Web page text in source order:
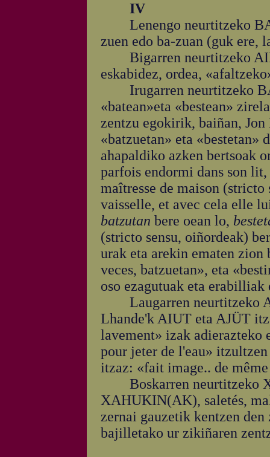
IV
Lenengo neurtitzeko
zuen edo ba-zuan (guk ere,
Bigarren neurtitzeko
eskabidez, ordea,
Irugarren neurtitzeko
«batean»eta «bestean»
zentzu egokirik, baiñan,
«batzuetan» eta «bestetan»
ahapaldiko azken bertsoak
parfois endormi dans son
maîtresse de maison
vaisselle, et avec cela elle
batzutan bere oean lo,
(stricto sensu, oiñordeak)
urak eta arekin ematen
veces, batzuetan», eta
oso ezagutuak eta erabilliak
Laugarren neurtitzeko
Lhande'k AIUT eta AJÜT
lavement» izak adierazteko
pour jeter de l'eau»
itzaz: «fait image.. de
Boskarren neurtitzeko
XAHUKIN(AK), saletés,
zernai gauzetik kentzen
bajilletako ur zikiñaren